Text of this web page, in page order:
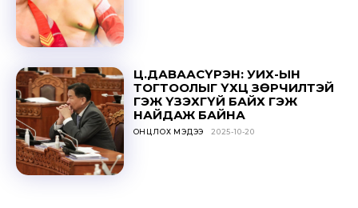
Ц.ДАВААСҮРЭН: УИХ-ЫН
ТОГТООЛЫГ ҮХЦ ЗӨРЧИЛТЭЙ
ГЭЖ ҮЗЭХГҮЙ БАЙХ ГЭЖ
НАЙДАЖ БАЙНА
ОНЦЛОХ МЭДЭЭ 2025-10-20